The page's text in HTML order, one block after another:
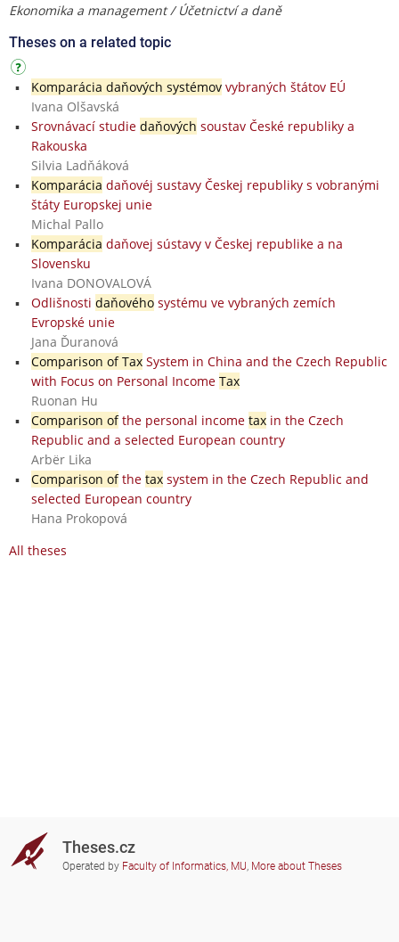
Ekonomika a management / Účetnictví a daně
Theses on a related topic
Komparácia daňových systémovvybraných štátov EÚ
Ivana Olšavská
Srovnávací studie daňových soustav České republiky a
Rakouska
Silvia Ladňáková
Komparácia daňovéj sustavy Českej republiky s vobranými
štáty Europskej unie
Michal Pallo
Komparácia daňovej sústavy v Českej republike a na
Slovensku
Ivana DONOVALOVÁ
Odlišnosti daňovéhosystému ve vybraných zemích
Evropské unie
Jana Ďuranová
Comparison of TaxSystem in China and the Czech Republic
with Focus on Personal Income Tax
Ruonan Hu
Comparison ofthe personal income taxin the Czech
Republic and a selected European country
Arbër Lika
Comparison ofthe taxsystem in the Czech Republic and
selected European country
Hana Prokopová
All theses
Theses.cz
Operated by Faculty of Informatics, MU, More about Theses